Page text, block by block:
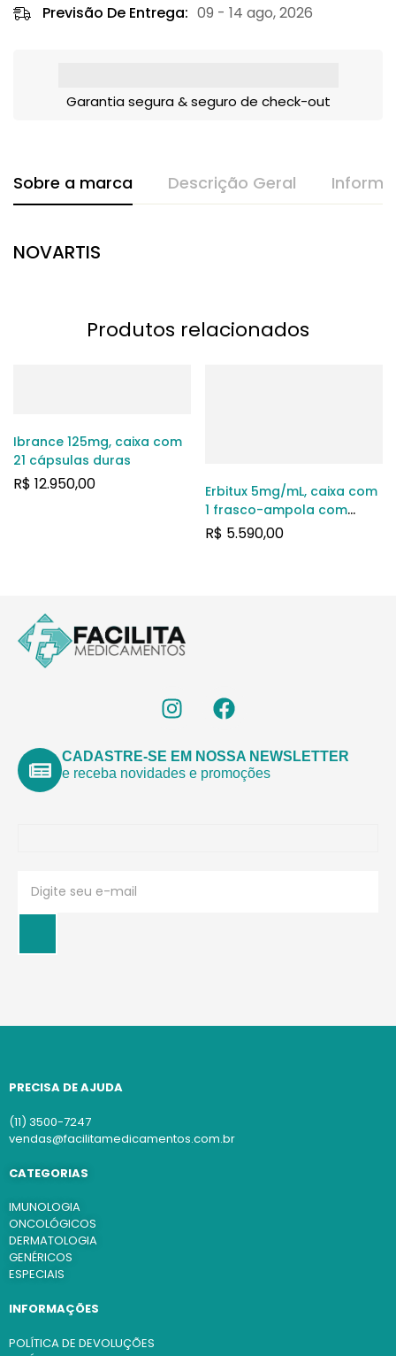
Previsão De Entrega: 09 - 14 ago, 2026
Garantia segura & seguro de check-out
Sobre a marca Descrição Geral
NOVARTIS
Produtos relacionados
Ibrance 125mg, caixa com
21 cápsulas duras
R$ 12.950,00
Erbitux 5mg/mL, caixa com
1 frasco-ampola com
100mL de solução de uso
R$ 5.590,00
CADASTRE-SE EM NOSSA NEWSLETTER
e receba novidades e promoções
PRECISA DE AJUDA
(11) 3500-7247
vendas@facilitamedicamentos.com.br
CATEGORIAS
IMUNOLOGIA
ONCOLÓGICOS
DERMATOLOGIA
GENÉRICOS
ESPECIAIS
INFORMAÇÕES
POLÍTICA DE DEVOLUÇÕES